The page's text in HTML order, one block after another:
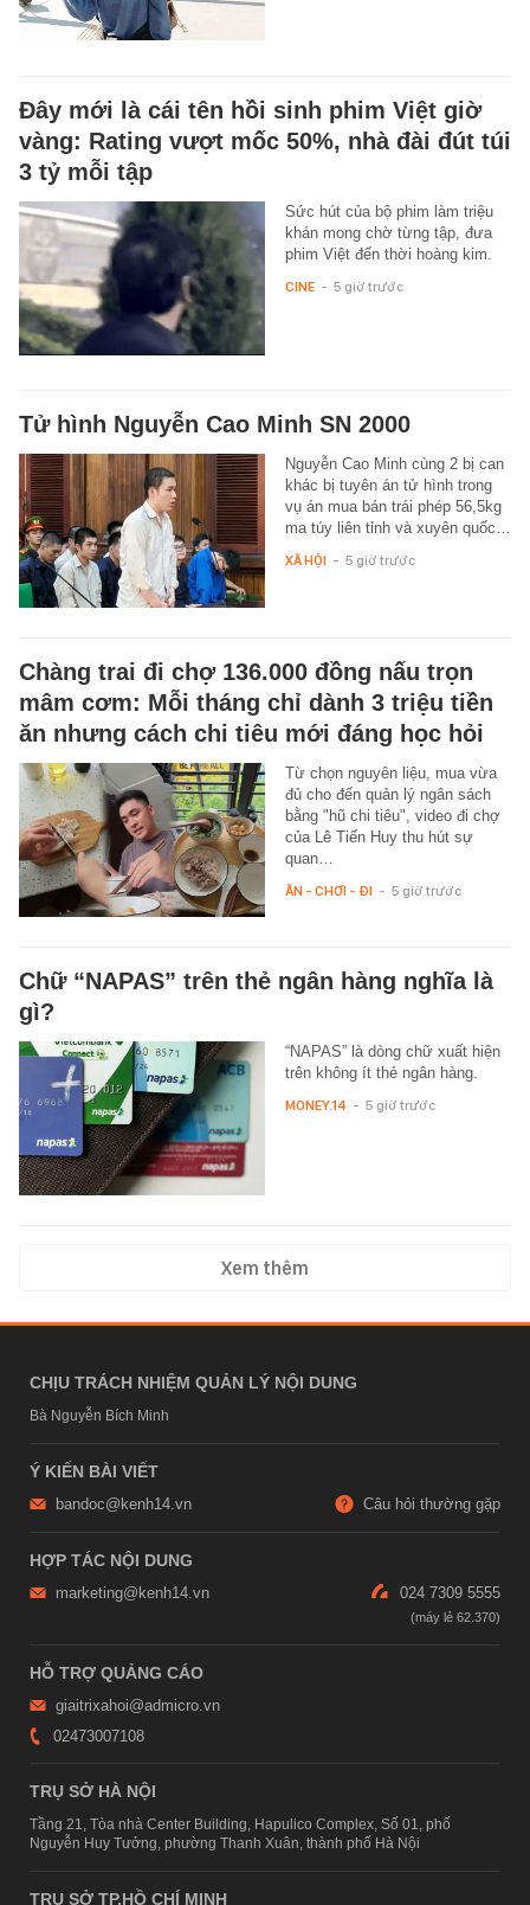
Đây mới là cái tên hồi sinh phim Việt giờ
vàng: Rating vượt mốc 50%, nhà đài đút túi
3 tỷ mỗi tập
Sức hút của bộ phim làm triệu
khán mong chờ từng tập, đưa
phim Việt đến thời hoàng kim.
CINE - 5 giờ trước
Tử hình Nguyễn Cao Minh SN 2000
Nguyễn Cao Minh cùng 2 bị can
khác bị tuyên án tử hình trong
vụ án mua bán trái phép 56,5kg
ma túy liên tỉnh và xuyên quốc…
XÃ HỘI - 5 giờ trước
Chàng trai đi chợ 136.000 đồng nấu trọn
mâm cơm: Mỗi tháng chỉ dành 3 triệu tiền
ăn nhưng cách chi tiêu mới đáng học hỏi
Từ chọn nguyên liệu, mua vừa
đủ cho đến quản lý ngân sách
bằng "hũ chi tiêu", video đi chợ
của Lê Tiến Huy thu hút sự
quan…
ĂN - CHƠI - ĐI - 5 giờ trước
Chữ “NAPAS” trên thẻ ngân hàng nghĩa là
gì?
“NAPAS” là dòng chữ xuất hiện
trên không ít thẻ ngân hàng.
MONEY.14 - 5 giờ trước
Xem thêm
CHỊU TRÁCH NHIỆM QUẢN LÝ NỘI DUNG
Bà Nguyễn Bích Minh
Ý KIẾN BÀI VIẾT
bandoc@kenh14.vn Câu hỏi thường gặp
HỢP TÁC NỘI DUNG
marketing@kenh14.vn 024 7309 5555
HỖ TRỢ QUẢNG CÁO
giaitrixahoi@admicro.vn
02473007108
TRỤ SỞ HÀ NỘI
Tầng 21, Tòa nhà Center Building, Hapulico Complex, Số 01, phố
Nguyễn Huy Tưởng, phường Thanh Xuân, thành phố Hà Nội
TRỤ SỞ TP.HỒ CHÍ MINH